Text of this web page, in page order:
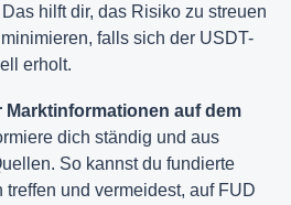
hilft dir, das Risiko zu streuen
falls sich der USDT-
erholt​.
Marktinformationen auf dem
dich ständig und aus
So kannst du fundierte
treffen und vermeidest, auf FUD